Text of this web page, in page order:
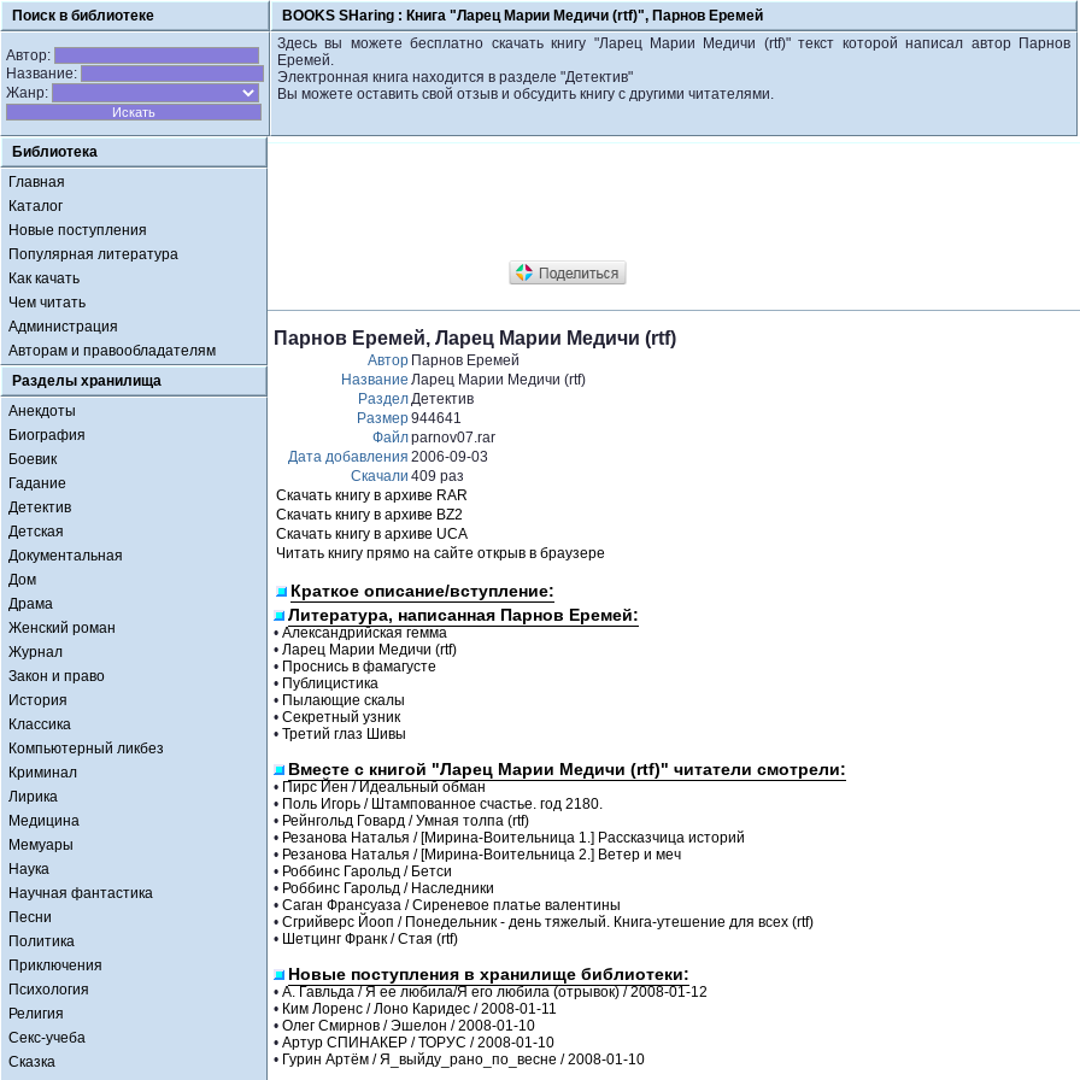
Поиск в библиотеке BOOKS SHaring : Книга "Ларец Марии Медичи (rtf)", Парнов Еремей
Автор:
Название:
Жанр:
Здесь вы можете бесплатно скачать книгу "Ларец Марии Медичи (rtf)" текст которой написал автор Парнов
Еремей.
Электронная книга находится в разделе "Детектив"
Вы можете оставить свой отзыв и обсудить книгу с другими читателями.
Библиотека
Главная
Каталог
Новые поступления
Популярная литература
Как качать
Чем читать
Администрация
Авторам и правообладателям
Разделы хранилища
Анекдоты
Биография
Боевик
Гадание
Детектив
Детская
Документальная
Дом
Драма
Женский роман
Журнал
Закон и право
История
Классика
Компьютерный ликбез
Криминал
Лирика
Медицина
Мемуары
Наука
Научная фантастика
Песни
Политика
Приключения
Психология
Религия
Секс-учеба
Сказка
Парнов Еремей, Ларец Марии Медичи (rtf)
Автор Парнов Еремей
Название Ларец Марии Медичи (rtf)
РазделДетектив
Размер944641
Файлparnov07.rar
Дата добавления 2006-09-03
Скачали 409 раз
Скачать книгу в архиве RAR
Скачать книгу в архиве BZ2
Скачать книгу в архиве UCA
Читать книгу прямо на сайте открыв в браузере
Краткое описание/вступление:
Литература, написанная Парнов Еремей:
• Александрийская гемма
• Ларец Марии Медичи (rtf)
• Проснись в фамагусте
• Публицистика
• Пылающие скалы
• Секретный узник
• Третий глаз Шивы
Вместе с книгой "Ларец Марии Медичи (rtf)" читатели смотрели:
• Пирс Йен / Идеальный обман
• Поль Игорь / Штампованное счастье. год 2180.
• Рейнгольд Говард / Умная толпа (rtf)
• Резанова Наталья / [Мирина-Воительница 1.] Рассказчица историй
• Резанова Наталья / [Мирина-Воительница 2.] Ветер и меч
• Роббинс Гарольд / Бетси
• Роббинс Гарольд / Наследники
• Саган Франсуаза / Сиреневое платье валентины
• Сгрийверс Йооп / Понедельник - день тяжелый. Книга-утешение для всех (rtf)
• Шетцинг Франк / Стая (rtf)
Новые поступления в хранилище библиотеки:
• А. Гавльда / Я ее любила/Я его любила (отрывок) / 2008-01-12
• Ким Лоренс / Лоно Каридес / 2008-01-11
• Олег Смирнов / Эшелон / 2008-01-10
• Артур СПИНАКЕР / ТОРУС / 2008-01-10
• Гурин Артём / Я_выйду_рано_по_весне / 2008-01-10